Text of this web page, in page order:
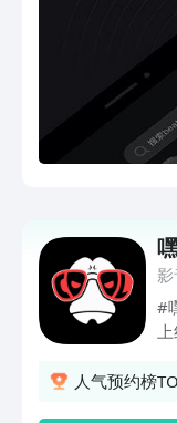
独
发
的
灵
藏
系
的
版
示
合
#
有
人气预约榜